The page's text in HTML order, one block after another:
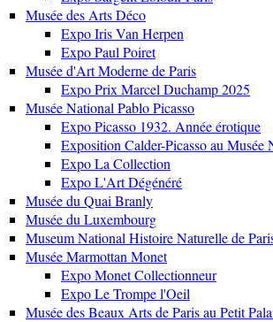
Musée des Arts Déco
Expo Iris Van Herpen
Expo Paul Poiret
Musée d'Art Moderne de Paris
Expo Prix Marcel Duchamp 2025
Musée National Pablo Picasso
Expo Picasso 1932. Année érotique
Exposition Calder-Picasso au Musée
Expo La Collection
Expo L'Art Dégénéré
Musée du Quai Branly
Musée du Luxembourg
Museum National Histoire Naturelle de
Musée Marmottan Monet
Expo Monet Collectionneur
Expo Le Trompe l'Oeil
Musée des Beaux Arts de Paris au Petit